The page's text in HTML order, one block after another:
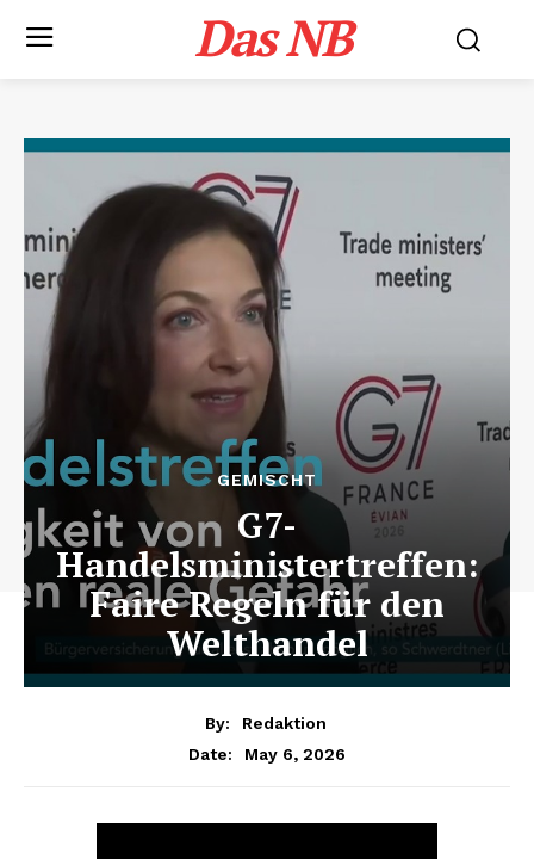
Das NB
GEMISCHT
G7-
Handelsministertreffen:
Faire Regeln für den
Welthandel
By:
Redaktion
Date:
May 6, 2026